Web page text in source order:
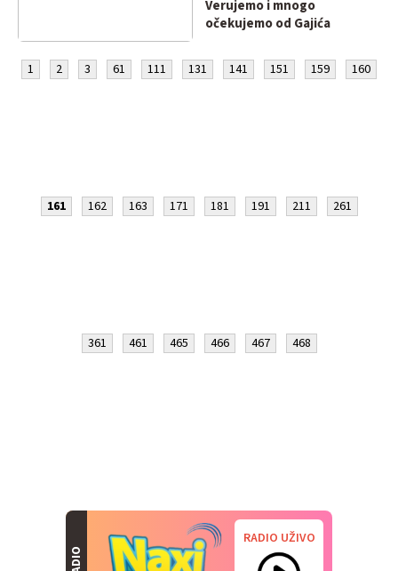
Verujemo i mnogo
očekujemo od Gajića
1 2 3 61 111 131 141 151 159 160
161 162 163 171 181 191 211 261
361 461 465 466 467 468
RADIO
RADIO UŽIVO